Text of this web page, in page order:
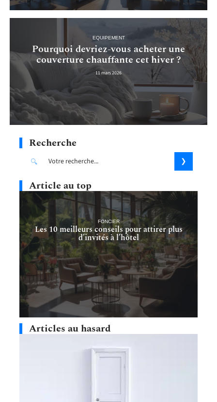
EQUIPEMENT
Pourquoi devriez-vous acheter une
couverture chauffante cet hiver ?
11 mars 2026
Recherche
Article au top
FONCIER
Les 10 meilleurs conseils pour attirer plus
d’invités à l’hôtel
Articles au hasard